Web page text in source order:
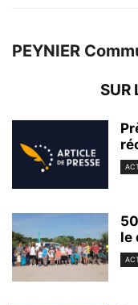
PEYNIER
SUR
le